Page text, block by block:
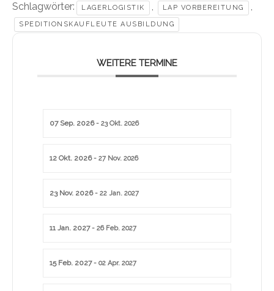
Schlagwörter: LAGERLOGISTIK , LAP VORBEREITUNG ,
SPEDITIONSKAUFLEUTE AUSBILDUNG
WEITERE TERMINE
07 Sep. 2026- 23 Okt. 2026
12 Okt. 2026- 27 Nov. 2026
23 Nov. 2026- 22 Jan. 2027
11 Jan. 2027- 26 Feb. 2027
15 Feb. 2027- 02 Apr. 2027